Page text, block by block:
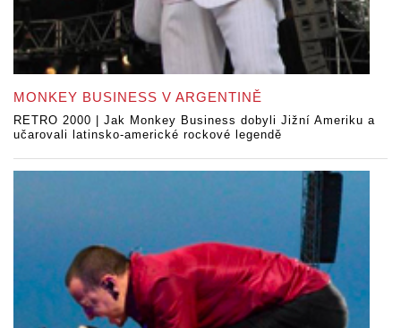
MONKEY BUSINESS V ARGENTINĚ
RETRO 2000 | Jak Monkey Business dobyli Jižní Ameriku a
učarovali latinsko-americké rockové legendě